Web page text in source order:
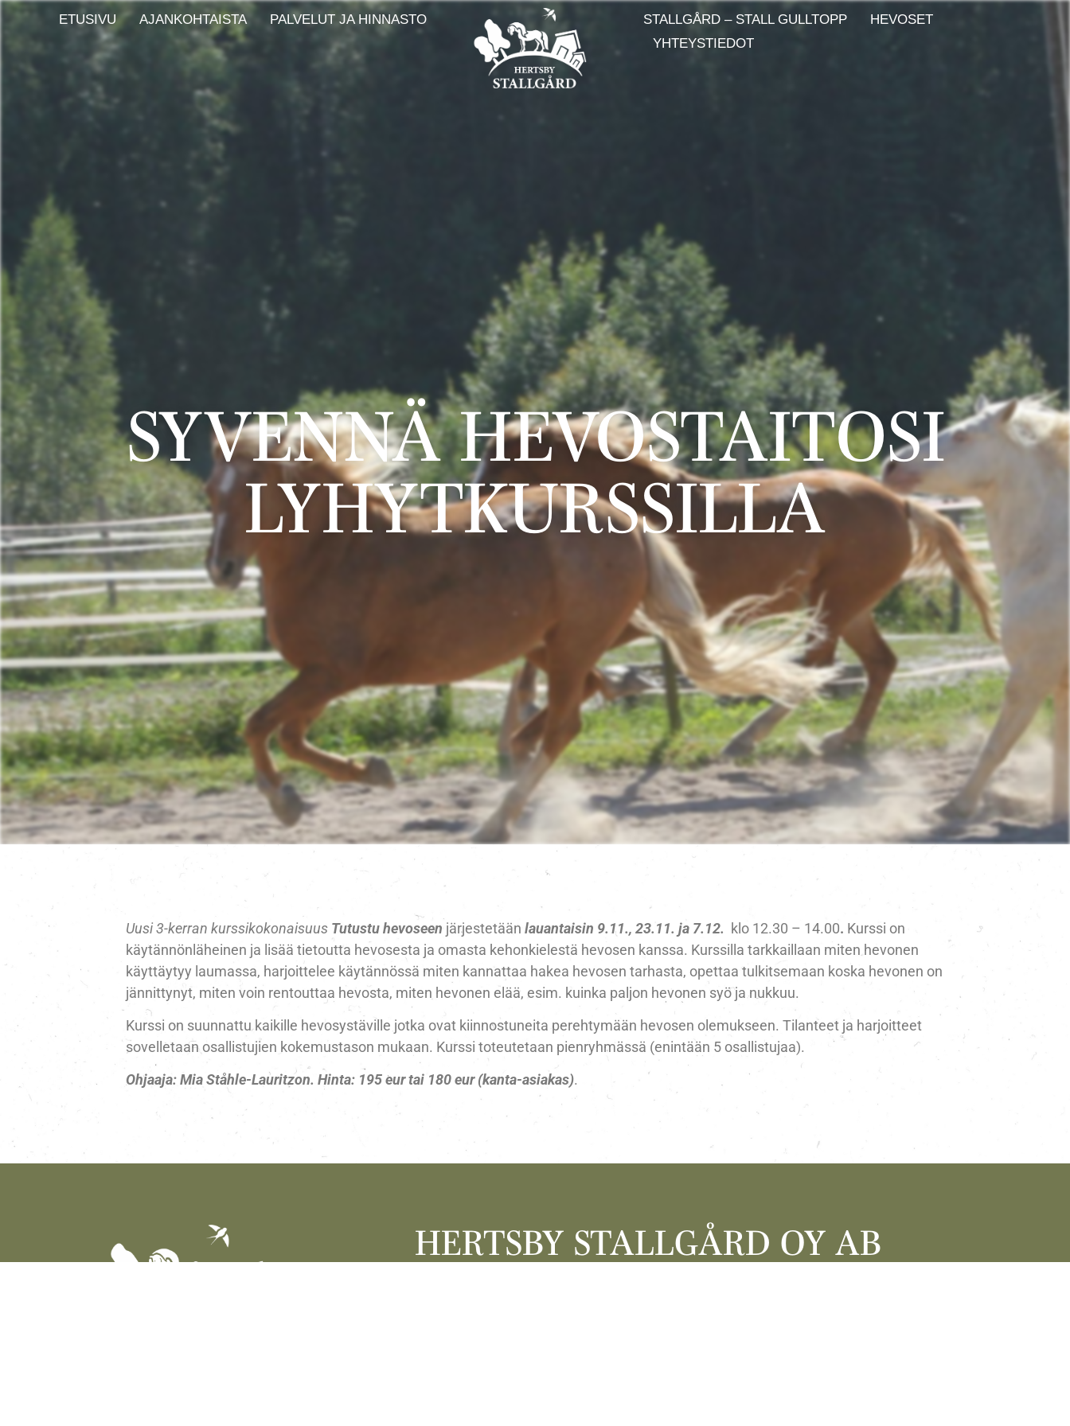
ETUSIVU AJANKOHTAISTA PALVELUT JA HINNASTO STALLGÅRD – STALL GULLTOPP
HEVOSET
YHTEYSTIEDOT
SYVENNÄ HEVOSTAITOSI
LYHYTKURSSILLA
Uusi 3-kerran kurssikokonaisuus Tutustu hevoseen järjestetään lauantaisin 9.11., 23.11. ja 7.12. klo 12.30 – 14.00. Kurssi on
käytännönläheinen ja lisää tietoutta hevosesta ja omasta kehonkielestä hevosen kanssa. Kurssilla tarkkaillaan miten hevonen
käyttäytyy laumassa, harjoittelee käytännössä miten kannattaa hakea hevosen tarhasta, opettaa tulkitsemaan koska hevonen on
jännittynyt, miten voin rentouttaa hevosta, miten hevonen elää, esim. kuinka paljon hevonen syö ja nukkuu.
Kurssi on suunnattu kaikille hevosystäville jotka ovat kiinnostuneita perehtymään hevosen olemukseen. Tilanteet ja harjoitteet
sovelletaan osallistujien kokemustason mukaan. Kurssi toteutetaan pienryhmässä (enintään 5 osallistujaa).
Ohjaaja:Mia Ståhle-Lauritzon. Hinta: 195 eur tai 180 eur (kanta-asiakas).
HERTSBY STALLGÅRD OY AB